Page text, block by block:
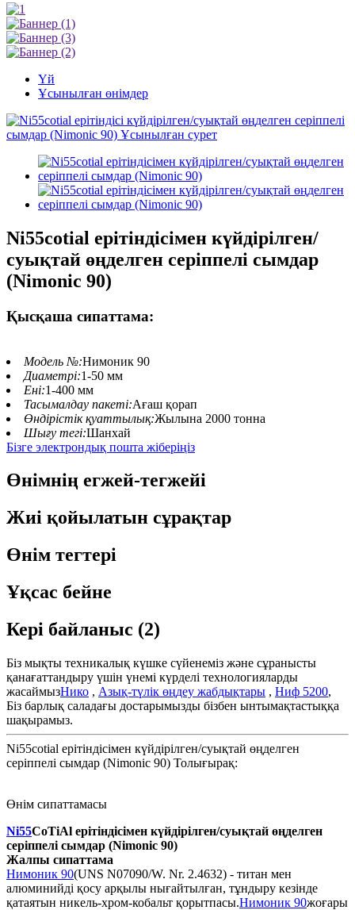
Үй
Ұсынылған өнімдер
Ni55cotial ерітіндісімен күйдірілген/
суықтай өңделген серіппелі сымдар
(Nimonic 90)
Қысқаша сипаттама:
Модель №:Нимоник 90
Диаметрі:1-50 мм
Ені:1-400 мм
Тасымалдау пакеті:Ағаш қорап
Өндірістік қуаттылық:Жылына 2000 тонна
Шығу тегі:Шанхай
Бізге электрондық пошта жіберіңіз
Өнімнің егжей-тегжейі
Жиі қойылатын сұрақтар
Өнім тегтері
Ұқсас бейне
Кері байланыс (2)
Біз мықты техникалық күшке сүйенеміз және сұранысты
қанағаттандыру үшін үнемі күрделі технологияларды
жасаймызНико , Азық-түлік өңдеу жабдықтары , Ниф 5200,
Біз барлық саладағы достарымызды бізбен ынтымақтастыққа
шақырамыз.
Ni55cotial ерітіндісімен күйдірілген/суықтай өңделген
серіппелі сымдар (Nimonic 90) Толығырақ:
Өнім сипаттамасы
Ni55CoTiAl ерітіндісімен күйдірілген/суықтай өңделген
серіппелі сымдар (Nimonic 90)
Жалпы сипаттама
Нимоник 90(UNS N07090/W. Nr. 2.4632) - титан мен
алюминийді қосу арқылы нығайтылған, тұндыру кезінде
қатаятын никель-хром-кобальт қорытпасы.Нимоник 90жоғары